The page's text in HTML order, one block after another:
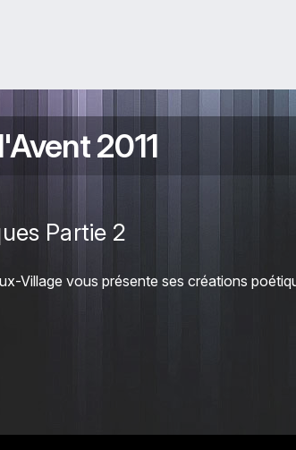
2011
Partie 2
Village vous présente ses créations